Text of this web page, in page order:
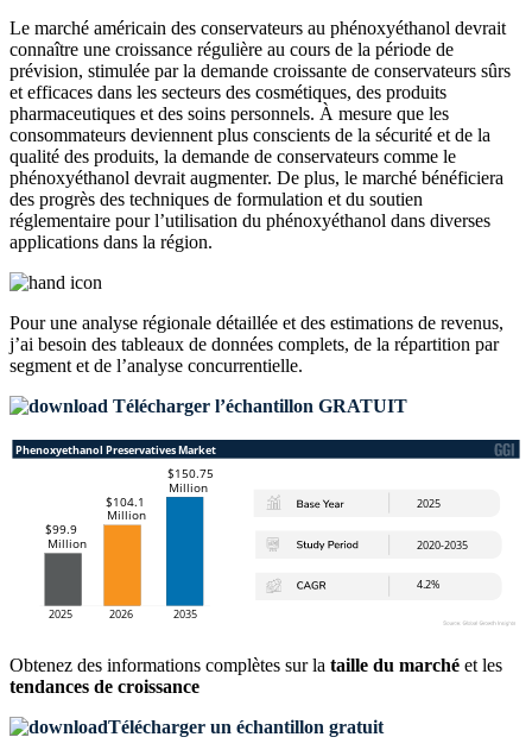
Le marché américain des conservateurs au phénoxyéthanol devrait
connaître une croissance régulière au cours de la période de
prévision, stimulée par la demande croissante de conservateurs sûrs
et efficaces dans les secteurs des cosmétiques, des produits
pharmaceutiques et des soins personnels. À mesure que les
consommateurs deviennent plus conscients de la sécurité et de la
qualité des produits, la demande de conservateurs comme le
phénoxyéthanol devrait augmenter. De plus, le marché bénéficiera
des progrès des techniques de formulation et du soutien
réglementaire pour l’utilisation du phénoxyéthanol dans diverses
applications dans la région.
Pour une analyse régionale détaillée et des estimations de revenus,
j’ai besoin des tableaux de données complets, de la répartition par
segment et de l’analyse concurrentielle.
Télécharger l’échantillon GRATUIT
Obtenez des informations complètes sur la taille du marché et les
tendances de croissance
Télécharger un échantillon gratuit